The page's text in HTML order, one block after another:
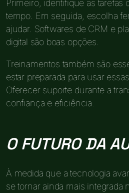
Primeiro, identifique as
tempo. Em seguida, escolha
ajudar. Softwares de CRM e
digital são boas opções.
Treinamentos também são
estar preparada para usar
Oferecer suporte durante a
confiança e eficiência.
O FUTURO DA
À medida que a tecnologia
se tornar ainda mais integrada